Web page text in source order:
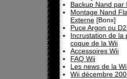
Backup Nand par
Montage Nand
Externe [Bonx]
Puce Argon ou
Incrustation de la
coque de la Wii
Accessoires Wii
FAQ Wii
Les news de la
Wii décembre